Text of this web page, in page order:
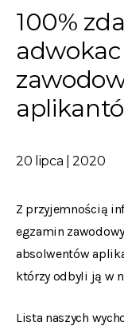
100%
20 lipca | 2020
Z przyjemnością
egzamin
absolwentów
którzy odbyli ją w
Lista naszych